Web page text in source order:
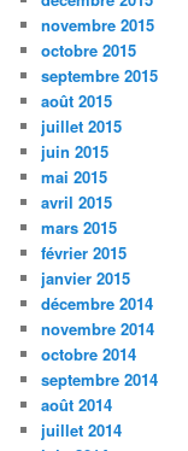
novembre 2015
octobre 2015
septembre 2015
août 2015
juillet 2015
juin 2015
mai 2015
avril 2015
mars 2015
février 2015
janvier 2015
décembre 2014
novembre 2014
octobre 2014
septembre 2014
août 2014
juillet 2014